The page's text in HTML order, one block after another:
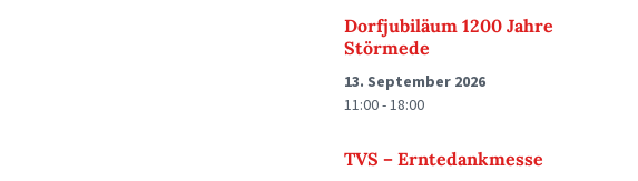
Dorfjubiläum 1200 Jahre
Störmede
13. September 2026
11:00 - 18:00
TVS – Erntedankmesse